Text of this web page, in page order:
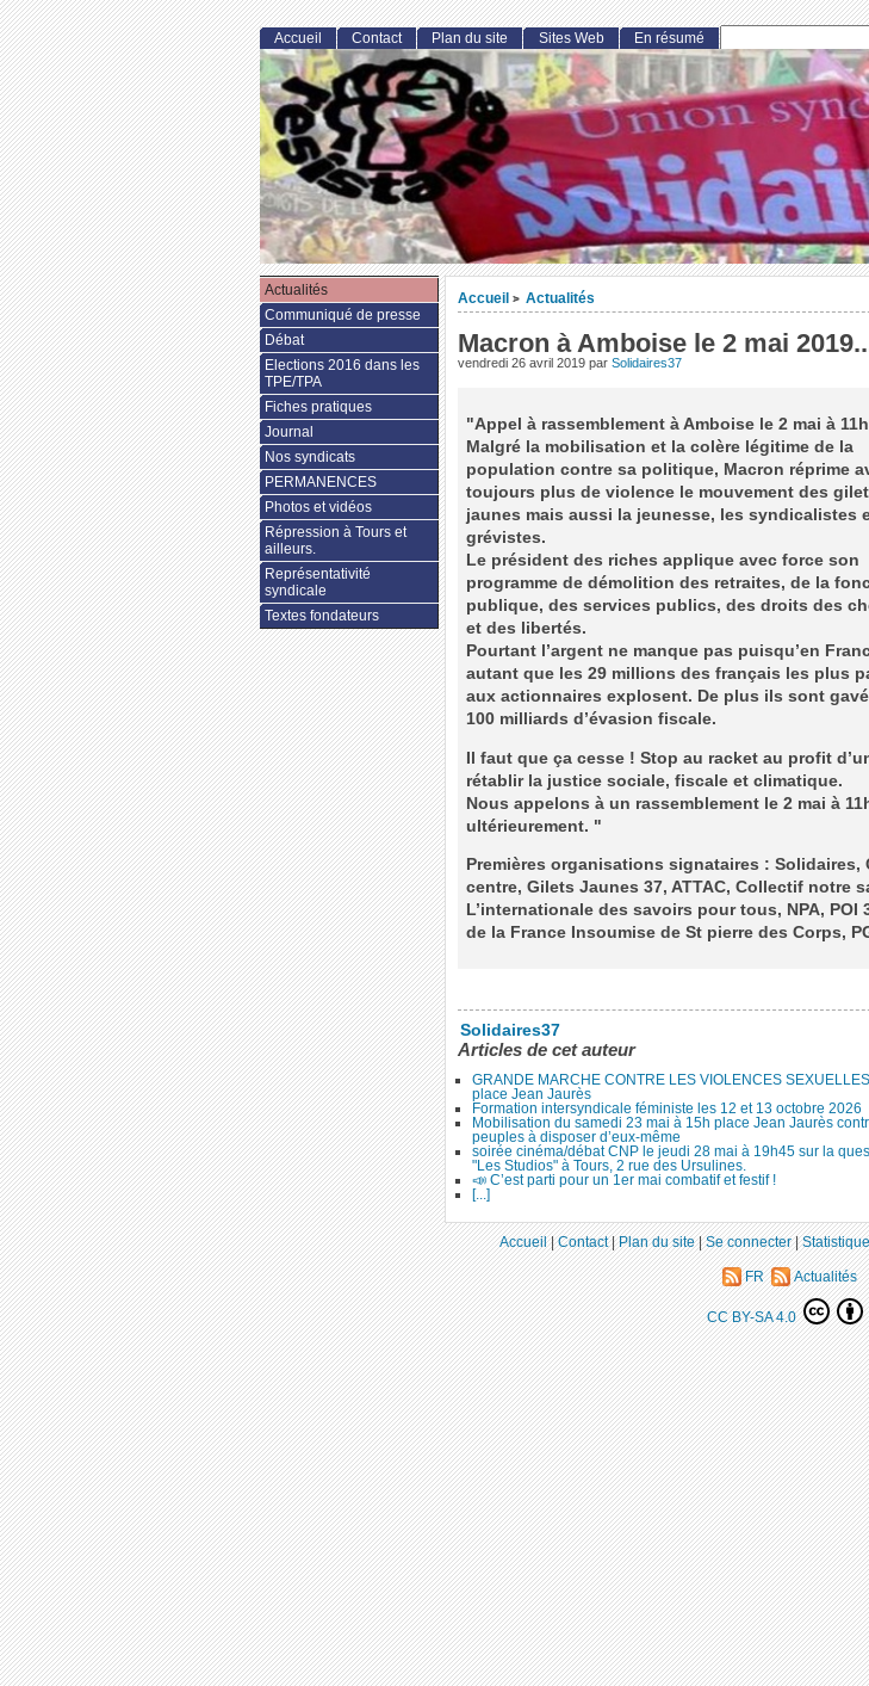
Accueil > Actualités
Macron à Amboise le 2 mai
vendredi 26 avril 2019 par Solidaires37
"Appel à rassemblement à Amboise le 2 mai à
Malgré la mobilisation et la colère légitime de la
population contre sa politique, Macron réprime
toujours plus de violence le mouvement des
jaunes mais aussi la jeunesse, les syndicalistes
grévistes.
Le président des riches applique avec force son
programme de démolition des retraites, de la
publique, des services publics, des droits des
et des libertés.
Pourtant l’argent ne manque pas puisqu’en
autant que les 29 millions des français les plus
aux actionnaires explosent. De plus ils sont
100 milliards d’évasion fiscale.
Il faut que ça cesse ! Stop au racket au profit
rétablir la justice sociale, fiscale et climatique.
Nous appelons à un rassemblement le 2 mai à
ultérieurement. "
Premières organisations signataires : Solidaires,
centre, Gilets Jaunes 37, ATTAC, Collectif notre
L’internationale des savoirs pour tous, NPA, POI
de la France Insoumise de St pierre des Corps,
Solidaires37
Articles de cet auteur
GRANDE MARCHE CONTRE LES VIOLENCES
place Jean Jaurès
Formation intersyndicale féministe les 12 et 13 octobre 2026
Mobilisation du samedi 23 mai à 15h place Jean Jaurès
peuples à disposer d’eux-même
soirée cinéma/débat CNP le jeudi 28 mai à 19h45 sur la
"Les Studios" à Tours, 2 rue des Ursulines.
📣 C’est parti pour un 1er mai combatif et festif !
[...]
Accueil Contact Plan du site Sites Web En résumé
Actualités
Communiqué de presse
Débat
Elections 2016 dans les
TPE/TPA
Fiches pratiques
Journal
Nos syndicats
PERMANENCES
Photos et vidéos
Répression à Tours et
ailleurs.
Représentativité
syndicale
Textes fondateurs
Accueil|Contact|Plan du site|Se connecter|
FR Actualités
CC BY-SA 4.0